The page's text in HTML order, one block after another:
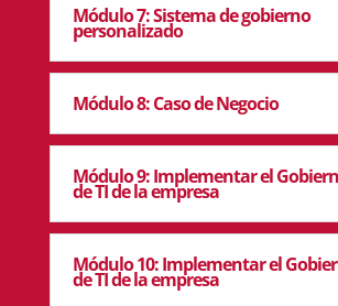
Módulo 7: Sistema de gobierno
personalizado
Módulo 8: Caso de Negocio
Módulo 9: Implementar el
de TI de la empresa
Módulo 10: Implementar el
de TI de la empresa